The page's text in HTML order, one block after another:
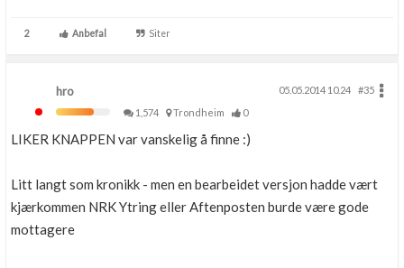
2 Anbefal Siter
hro 05.05.2014 10.24
#35
1,574
Trondheim 0
LIKER KNAPPEN var vanskelig å finne :)
Litt langt som kronikk - men en bearbeidet versjon hadde vært
kjærkommen NRK Ytring eller Aftenposten burde være gode
mottagere